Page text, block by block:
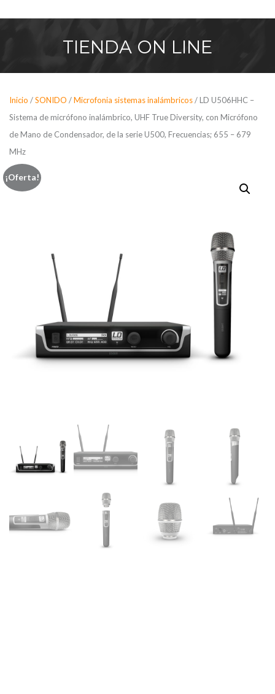
TIENDA ON LINE
Inicio /SONIDO /Microfonia sistemas inalámbricos/ LD U506HHC –
Sistema de micrófono inalámbrico, UHF True Diversity, con Micrófono
de Mano de Condensador, de la serie U500, Frecuencias; 655 – 679
MHz
¡Oferta!